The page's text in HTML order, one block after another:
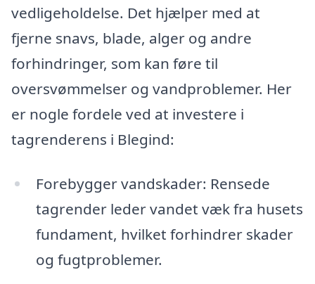
vedligeholdelse. Det hjælper med at
fjerne snavs, blade, alger og andre
forhindringer, som kan føre til
oversvømmelser og vandproblemer. Her
er nogle fordele ved at investere i
tagrenderens i Blegind:
Forebygger vandskader: Rensede
tagrender leder vandet væk fra husets
fundament, hvilket forhindrer skader
og fugtproblemer.